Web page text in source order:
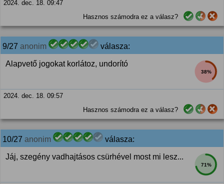
2024. dec. 18. 09:47
Hasznos számodra ez a válasz?
9/27 anonim válasza:
38%
Alapvető jogokat korlátoz, undorító
2024. dec. 18. 09:57
Hasznos számodra ez a válasz?
10/27 anonim válasza:
71%
Jáj, szegény vadhajtásos csürhével most mi lesz...